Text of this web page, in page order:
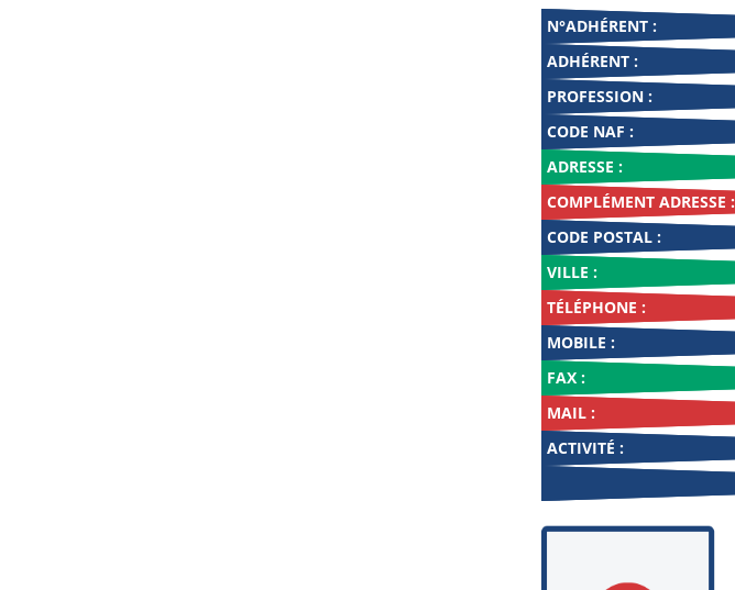
N°ADHÉRENT :
ADHÉRENT :
PROFESSION :
CODE NAF :
ADRESSE :
COMPLÉMENT ADRESSE :
CODE POSTAL :
VILLE :
TÉLÉPHONE :
MOBILE :
FAX :
MAIL :
ACTIVITÉ :